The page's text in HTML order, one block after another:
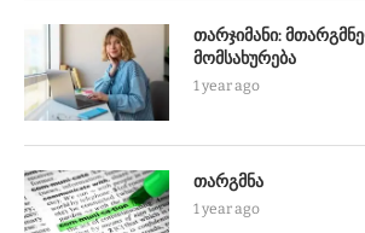
თარჯიმანი:
მომსახურება
1 year ago
თარგმნა
1 year ago